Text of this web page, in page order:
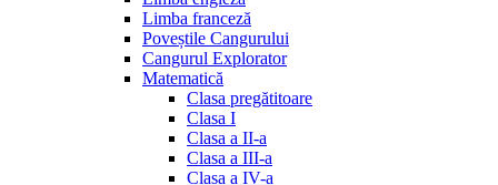
Limba franceză
Poveștile Cangurului
Cangurul Explorator
Matematică
Clasa pregătitoare
Clasa I
Clasa a II-a
Clasa a III-a
Clasa a IV-a